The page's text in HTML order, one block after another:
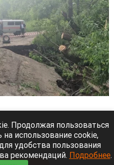
на строительство
реку Пивоварку.
Продолжая пользоваться
использование cookie,
удобства пользования
рекомендаций. Подробнее.